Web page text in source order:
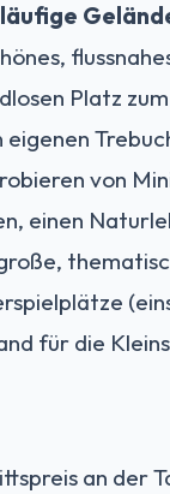
Platz
eigenen
von
einen
für die
an der